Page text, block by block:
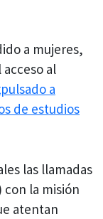
a mujeres,
al
a
de estudios
las llamadas
con la misión
atentan